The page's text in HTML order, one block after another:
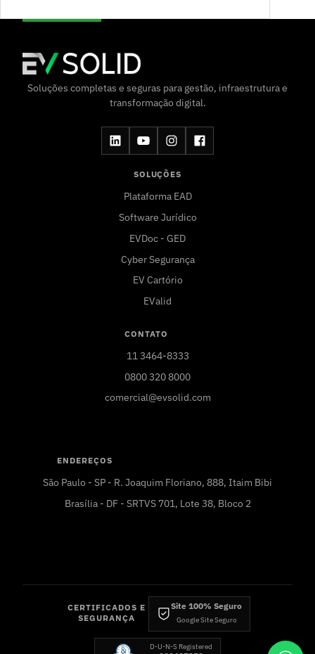
Soluções completas e seguras para gestão, infraestrutura e
transformação digital.
SOLUÇÕES
Plataforma EAD
Software Jurídico
EVDoc - GED
Cyber Segurança
EV Cartório
EValid
CONTATO
11 3464-8333
0800 320 8000
comercial@evsolid.com
ENDEREÇOS
São Paulo - SP - R. Joaquim Floriano, 888, Itaim Bibi
Brasília - DF - SRTVS 701, Lote 38, Bloco 2
CERTIFICADOS E
SEGURANÇA
Site 100% Seguro
Google Site Seguro
D-U-N-S Registered